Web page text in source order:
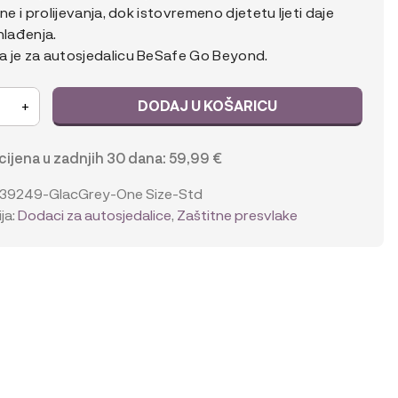
€.
59,99 €.
i prolijevanja, dok istovremeno djetetu ljeti daje
je za autosjedalicu BeSafe Go Beyond.
+ DODAJ U KOŠARICU
u zadnjih 30 dana: 59,99 €
GlacGrey-One Size-Std
Dodaci za autosjedalice, Zaštitne presvlake